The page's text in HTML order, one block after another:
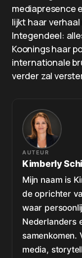
mediapresence
lijkt haar
Integendeel:
Koonings haar
internationale
verder zal
AUTEUR
Kimberly
Mijn naam is
de oprichter
waar
Nederlanders
samenkomen.
media,